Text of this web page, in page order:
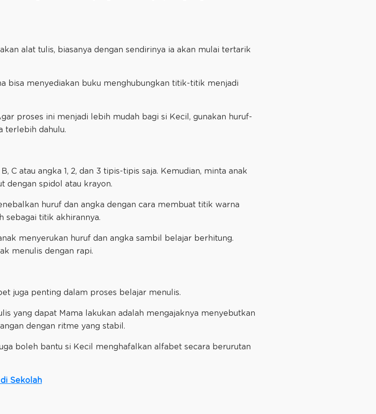
alat tulis, biasanya dengan sendirinya ia akan mulai tertarik
bisa menyediakan buku menghubungkan titik-titik menjadi
proses ini menjadi lebih mudah bagi si Kecil, gunakan huruf-
terlebih dahulu.
C atau angka 1, 2, dan 3 tipis-tipis saja. Kemudian, minta anak
dengan spidol atau krayon.
huruf dan angka dengan cara membuat titik warna
sebagai titik akhirannya.
menyerukan huruf dan angka sambil belajar berhitung.
menulis dengan rapi.
juga penting dalam proses belajar menulis.
yang dapat Mama lakukan adalah mengajaknya menyebutkan
dengan ritme yang stabil.
boleh bantu si Kecil menghafalkan alfabet secara berurutan
Sekolah